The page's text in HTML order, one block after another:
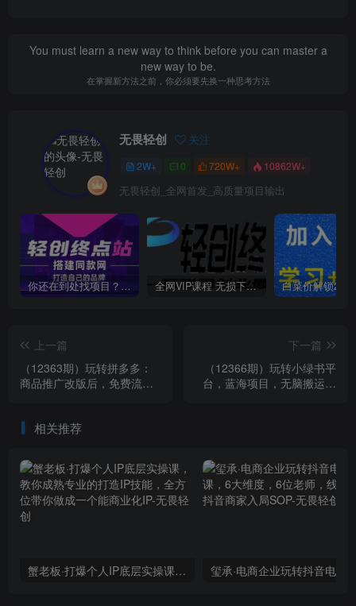
You must learn a new way to think before you can master a
new way to be.
在掌握新方法之前，你必须要先换一种思考方法
无畏轻创 关注
2W+ 0 720W+ 10862W+
无畏轻创_全网首发_高质量项目输出
你还在到处找项目？还在当韭菜？我靠卖项目一个月收入5万+，曾经我也是个失败者。 全网VIP课程 无损下载~
上一篇
（12363期）玩转拼多多：
商品推广改版后，免费流量
下一篇
（12366期）玩转小绿书平
台，蓝海项目，无脑搬运，
相关推荐
蟹老板·打爆个人IP底层实操课，教你成熟专业的打造IP技能，全方位带你做成一个能商业化IP